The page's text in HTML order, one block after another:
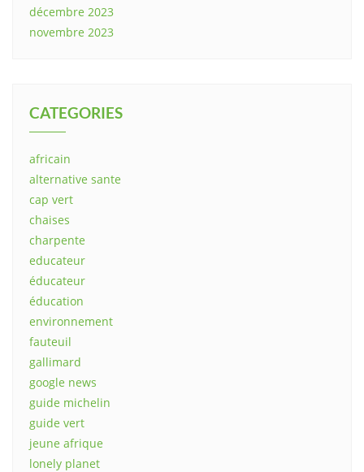
décembre 2023
novembre 2023
CATEGORIES
africain
alternative sante
cap vert
chaises
charpente
educateur
éducateur
éducation
environnement
fauteuil
gallimard
google news
guide michelin
guide vert
jeune afrique
lonely planet